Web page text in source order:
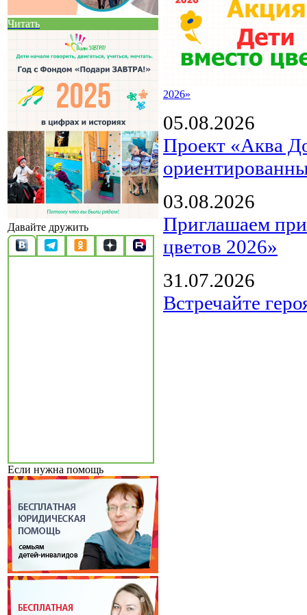
Читать
Давайте дружить
Если нужна помощь
2026»
05.08.2026
Проект «Аква
03.08.2026
Приглашаем
цветов 2026»
31.07.2026
Встречайте